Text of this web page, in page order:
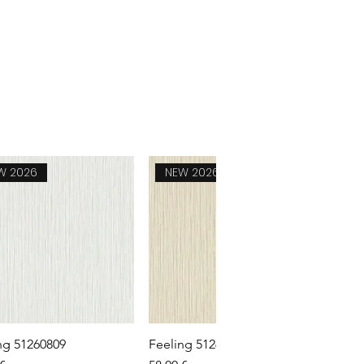
Aperçu rapide
2026
51260809
Aperçu rapide
NEW 2026
Feeling 51260807